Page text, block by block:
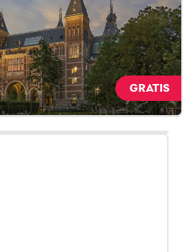
Zeeland is leuk en leerzaam
Dit interactieve museum is
bezoekers met een
of rolstoel.
GRATIS